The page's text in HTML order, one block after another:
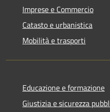
Imprese e Commercio
Catasto e urbanistica
Mobilità e trasporti
Educazione e formazione
Giustizia e sicurezza